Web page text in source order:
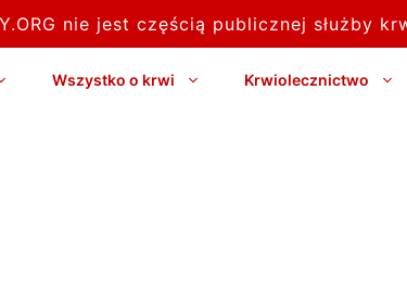
nie jest częścią publicznej służby
Wszystko o krwi Krwiolecznictwo